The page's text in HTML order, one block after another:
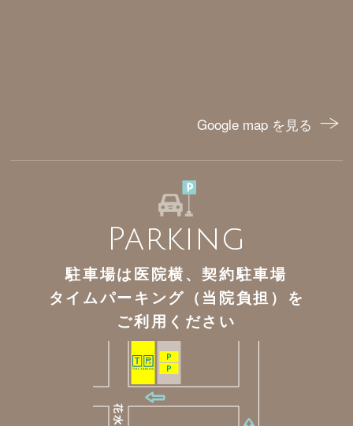
Google map を見る
Parking
駐車場は医院横、契約駐車場
タイムパーキング（当院負担）を
ご利用ください